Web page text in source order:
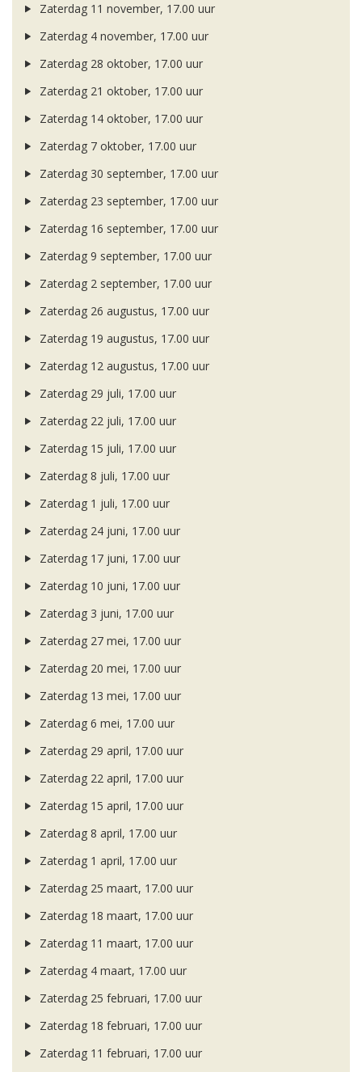
Zaterdag 11 november, 17.00 uur
Zaterdag 4 november, 17.00 uur
Zaterdag 28 oktober, 17.00 uur
Zaterdag 21 oktober, 17.00 uur
Zaterdag 14 oktober, 17.00 uur
Zaterdag 7 oktober, 17.00 uur
Zaterdag 30 september, 17.00 uur
Zaterdag 23 september, 17.00 uur
Zaterdag 16 september, 17.00 uur
Zaterdag 9 september, 17.00 uur
Zaterdag 2 september, 17.00 uur
Zaterdag 26 augustus, 17.00 uur
Zaterdag 19 augustus, 17.00 uur
Zaterdag 12 augustus, 17.00 uur
Zaterdag 29 juli, 17.00 uur
Zaterdag 22 juli, 17.00 uur
Zaterdag 15 juli, 17.00 uur
Zaterdag 8 juli, 17.00 uur
Zaterdag 1 juli, 17.00 uur
Zaterdag 24 juni, 17.00 uur
Zaterdag 17 juni, 17.00 uur
Zaterdag 10 juni, 17.00 uur
Zaterdag 3 juni, 17.00 uur
Zaterdag 27 mei, 17.00 uur
Zaterdag 20 mei, 17.00 uur
Zaterdag 13 mei, 17.00 uur
Zaterdag 6 mei, 17.00 uur
Zaterdag 29 april, 17.00 uur
Zaterdag 22 april, 17.00 uur
Zaterdag 15 april, 17.00 uur
Zaterdag 8 april, 17.00 uur
Zaterdag 1 april, 17.00 uur
Zaterdag 25 maart, 17.00 uur
Zaterdag 18 maart, 17.00 uur
Zaterdag 11 maart, 17.00 uur
Zaterdag 4 maart, 17.00 uur
Zaterdag 25 februari, 17.00 uur
Zaterdag 18 februari, 17.00 uur
Zaterdag 11 februari, 17.00 uur